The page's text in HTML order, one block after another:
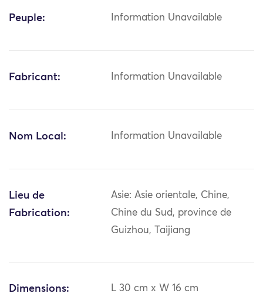
Peuple: Information Unavailable
Fabricant: Information Unavailable
Nom Local: Information Unavailable
Lieu de
Fabrication:
Asie: Asie orientale, Chine,
Chine du Sud, province de
Guizhou, Taijiang
Dimensions: L 30 cm x W 16 cm